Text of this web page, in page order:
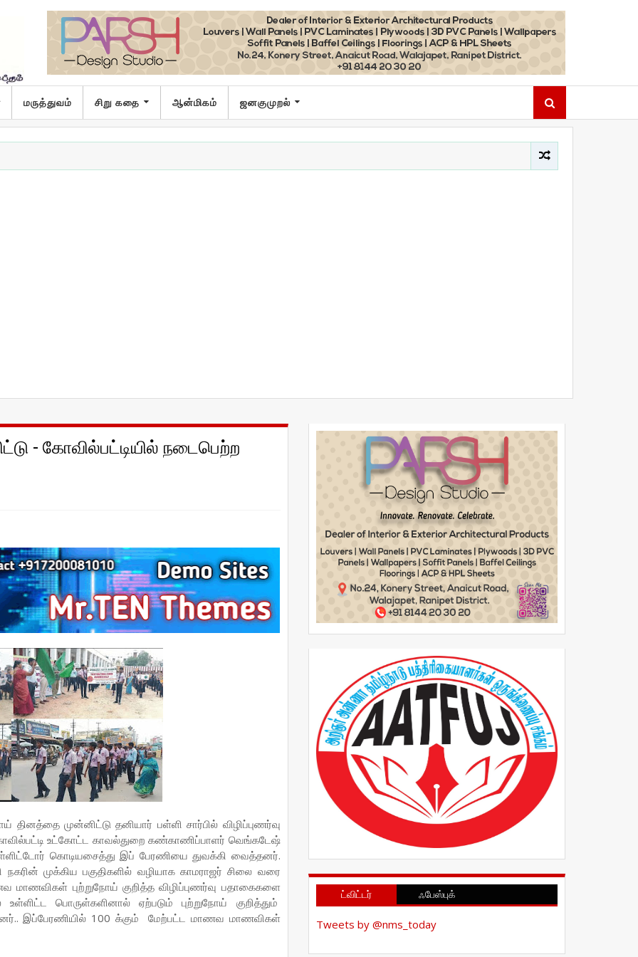
மருத்துவம் சிறு கதை ஆன்மிகம் ஜனகுமுறல்
- கோவில்பட்டியில் நடைபெற்ற
தினத்தை முன்னிட்டு தனியார் பள்ளி சார்பில் விழிப்புணர்வு
உட்கோட்ட காவல்துறை கண்காணிப்பாளர் வெங்கடேஷ்
கொடியசைத்து இப் பேரணியை துவக்கி வைத்தனர்.
முக்கிய பகுதிகளில் வழியாக காமராஜர் சிலை வரை
புற்றுநோய் குறித்த விழிப்புணர்வு பதாகைகளை
பொருள்களினால் ஏற்படும் புற்றுநோய் குறித்தும்
இப்பேரணியில் 100 க்கும் மேற்பட்ட மாணவ மாணவிகள்
ட்விட்டர் ஃபேஸ்புக்
Tweets by @nms_today